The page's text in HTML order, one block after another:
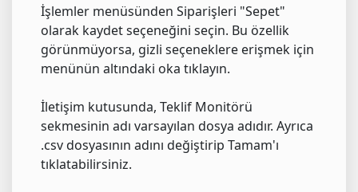
İşlemler menüsünden Siparişleri "Sepet"
olarak kaydet seçeneğini seçin. Bu özellik
görünmüyorsa, gizli seçeneklere erişmek için
menünün altındaki oka tıklayın.
İletişim kutusunda, Teklif Monitörü
sekmesinin adı varsayılan dosya adıdır. Ayrıca
.csv dosyasının adını değiştirip Tamam'ı
tıklatabilirsiniz.